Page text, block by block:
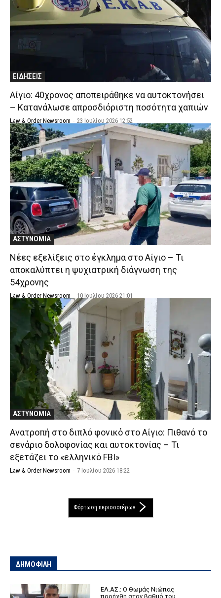
ΕΙΔΗΣΕΙΣ
Αίγιο: 40χρονος αποπειράθηκε να αυτοκτονήσει
– Κατανάλωσε απροσδιόριστη ποσότητα χαπιών
Law & Order Newsroom - 23 Ιουλίου 2026 12:52
ΑΣΤΥΝΟΜΙΑ
Νέες εξελίξεις στο έγκλημα στο Αίγιο – Τι
αποκαλύπτει η ψυχιατρική διάγνωση της
54χρονης
Law & Order Newsroom - 10 Ιουλίου 2026 21:01
ΑΣΤΥΝΟΜΙΑ
Ανατροπή στο διπλό φονικό στο Αίγιο: Πιθανό το
σενάριο δολοφονίας και αυτοκτονίας – Τι
εξετάζει το «ελληνικό FBI»
Law & Order Newsroom - 7 Ιουλίου 2026 18:22
Φόρτωση περισσοτέρων
ΔΗΜΟΦΙΛΗ
ΕΛ.ΑΣ.: Ο Θωμάς Νιώπας
προήχθη στον βαθμό του